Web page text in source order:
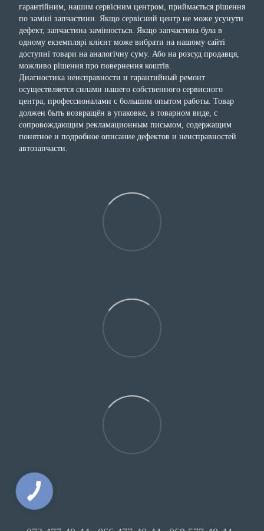
гарантійним, нашим сервісним центром, приймається рішення
по заміні запчастини. Якщо сервісний центр не може усунути
дефект, запчастина замінюється. Якщо запчастина була в
одному екземплярі клієнт може вибрати на нашому сайті
доступні товари на аналогічну суму. Або на розсуд продавця,
можливо рішення про повернення коштів.
Диагностика неисправности и гарантийный ремонт
осуществляется силами нашего собственного сервисного
центра, профессионалами с большим опытом работы. Товар
должен быть возвращён в упаковке, в товарном виде, с
сопровождающим рекламационным письмом, содержащим
понятное и подробное описание дефектов и неисправностей
автозапчасти.